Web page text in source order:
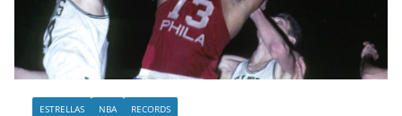
ESTRELLAS NBA RECORDS